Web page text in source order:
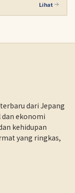
Lihat
dari Jepang
dan ekonomi
kehidupan
yang ringkas,